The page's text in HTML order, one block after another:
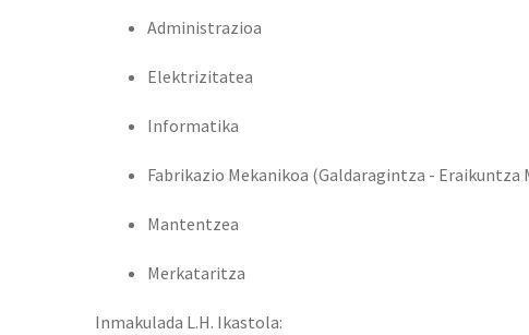
Administrazioa
Elektrizitatea
Informatika
Fabrikazio Mekanikoa (Galdaragintza - Eraikuntza
Mantentzea
Merkataritza
Inmakulada L.H. Ikastola: